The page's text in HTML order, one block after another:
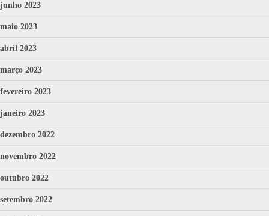
junho 2023
maio 2023
abril 2023
março 2023
fevereiro 2023
janeiro 2023
dezembro 2022
novembro 2022
outubro 2022
setembro 2022